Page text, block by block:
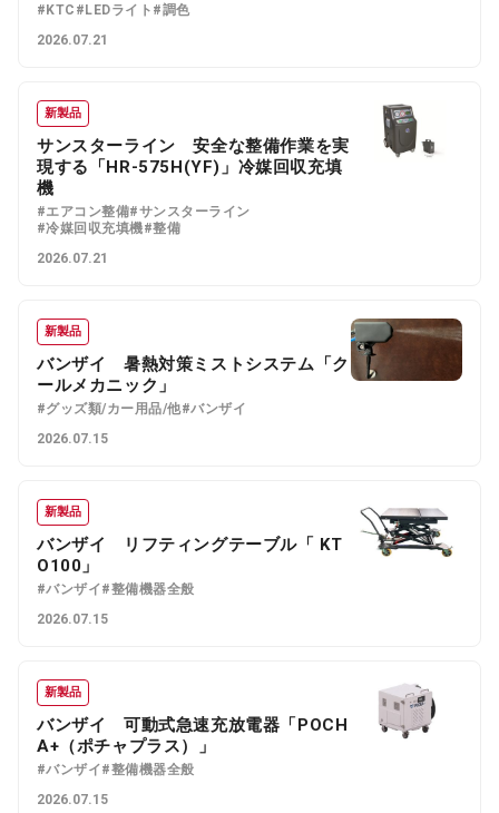
#KTC #LEDライト #調色
2026.07.21
新製品
サンスターライン 安全な整備作業を実
現する「HR-575H(YF)」冷媒回収充填
機
#エアコン整備#サンスターライン
#冷媒回収充填機#整備
2026.07.21
新製品
バンザイ 暑熱対策ミストシステム「ク
ールメカニック」
#グッズ類/カー用品/他#バンザイ
2026.07.15
新製品
バンザイ リフティングテーブル「 KT
O100」
#バンザイ#整備機器全般
2026.07.15
新製品
バンザイ 可動式急速充放電器「POCH
A+（ポチャプラス）」
#バンザイ#整備機器全般
2026.07.15